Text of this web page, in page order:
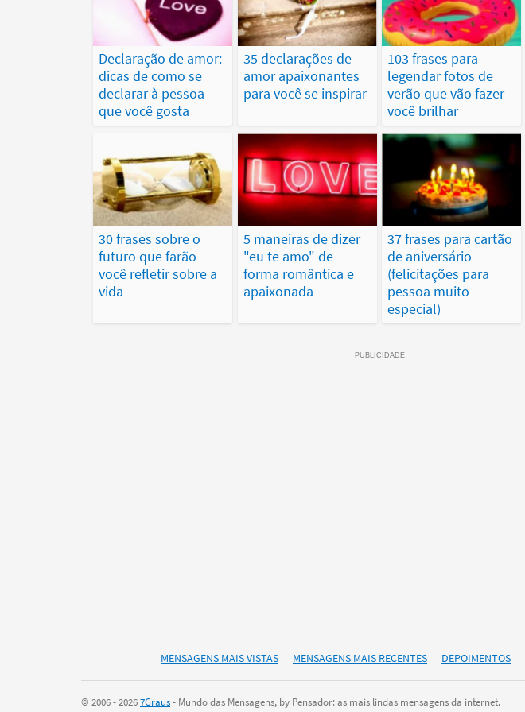
Declaração de amor:
dicas de como se
declarar à pessoa
que você gosta
35 declarações de
amor apaixonantes
para você se inspirar
103 frases para
legendar fotos de
verão que vão fazer
você brilhar
30 frases sobre o
futuro que farão
você refletir sobre a
vida
5 maneiras de dizer
"eu te amo" de
forma romântica e
apaixonada
37 frases para cartão
de aniversário
(felicitações para
pessoa muito
especial)
MENSAGENS MAIS VISTAS MENSAGENS MAIS RECENTES DEPOIMENTOS
© 2006 - 20267Graus- Mundo das Mensagens, by Pensador: as mais lindas mensagens da internet.